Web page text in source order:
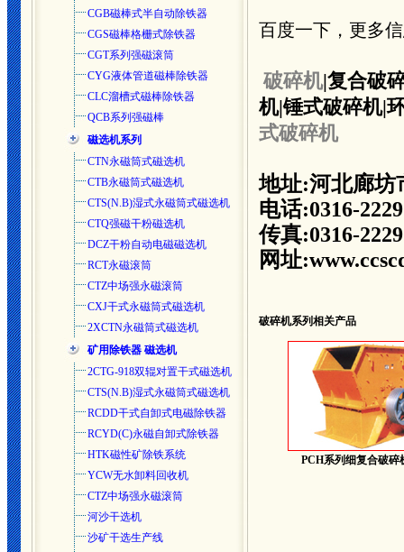
CGB磁棒式半自动除铁器
CGS磁棒格栅式除铁器
CGT系列强磁滚筒
CYG液体管道磁棒除铁器
CLC溜槽式磁棒除铁器
QCB系列强磁棒
磁选机系列
CTN永磁筒式磁选机
CTB永磁筒式磁选机
CTS(N.B)湿式永磁筒式磁选机
CTQ强磁干粉磁选机
DCZ干粉自动电磁磁选机
RCT永磁滚筒
CTZ中场强永磁滚筒
CXJ干式永磁筒式磁选机
2XCTN永磁筒式磁选机
矿用除铁器 磁选机
2CTG-918双辊对置干式磁选机
CTS(N.B)湿式永磁筒式磁选机
RCDD干式自卸式电磁除铁器
RCYD(C)永磁自卸式除铁器
HTK磁性矿除铁系统
YCW无水卸料回收机
CTZ中场强永磁滚筒
河沙干选机
沙矿干选生产线
百度一下，更多
破碎机|复合破
机|锤式破碎机|
式破碎机
地址:河北廊坊
电话:0316-
传真:0316-
网址
破碎机系列相关产品
PCH系列细复合破碎